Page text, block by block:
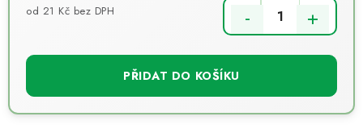
od 21 Kč bez DPH
PŘIDAT DO KOŠÍKU